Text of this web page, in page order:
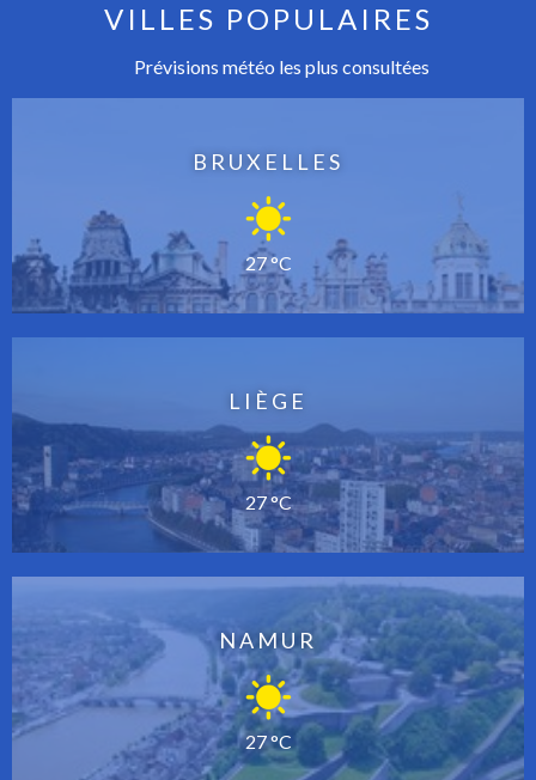
VILLES POPULAIRES
Prévisions météo les plus consultées
BRUXELLES
27 °C
LIÈGE
27 °C
NAMUR
27 °C